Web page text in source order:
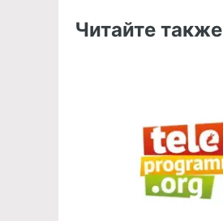
Читайте также